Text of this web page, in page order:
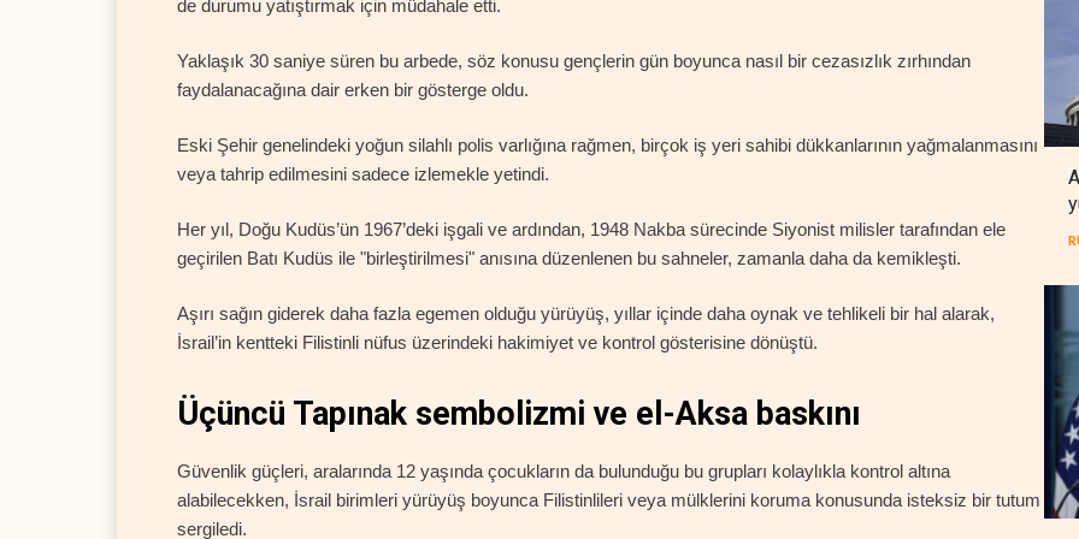
de durumu yatıştırmak için müdahale etti.
Yaklaşık 30 saniye süren bu arbede, söz konusu gençlerin gün boyunca nasıl bir cezasızlık zırhından
faydalanacağına dair erken bir gösterge oldu.
Eski Şehir genelindeki yoğun silahlı polis varlığına rağmen, birçok iş yeri sahibi dükkanlarının yağmalanmasını
veya tahrip edilmesini sadece izlemekle yetindi.
Her yıl, Doğu Kudüs’ün 1967’deki işgali ve ardından, 1948 Nakba sürecinde Siyonist milisler tarafından ele
geçirilen Batı Kudüs ile "birleştirilmesi" anısına düzenlenen bu sahneler, zamanla daha da kemikleşti.
Aşırı sağın giderek daha fazla egemen olduğu yürüyüş, yıllar içinde daha oynak ve tehlikeli bir hal alarak,
İsrail’in kentteki Filistinli nüfus üzerindeki hakimiyet ve kontrol gösterisine dönüştü.
Üçüncü Tapınak sembolizmi ve el-Aksa baskını
Güvenlik güçleri, aralarında 12 yaşında çocukların da bulunduğu bu grupları kolaylıkla kontrol altına
alabilecekken, İsrail birimleri yürüyüş boyunca Filistinlileri veya mülklerini koruma konusunda isteksiz bir tutum
sergiledi.